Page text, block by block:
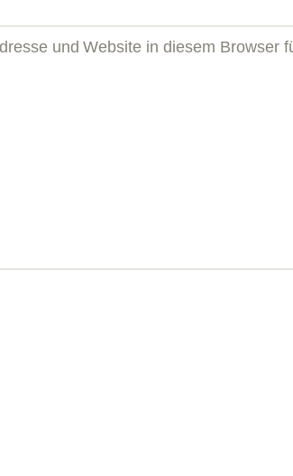
und Website in diesem Browser